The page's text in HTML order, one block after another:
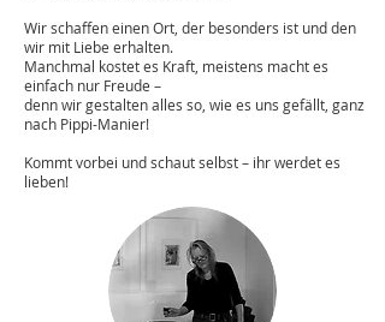
Wir schaffen einen Ort, der besonders ist und den
wir mit Liebe erhalten.
Manchmal kostet es Kraft, meistens macht es
einfach nur Freude –
denn wir gestalten alles so, wie es uns gefällt, ganz
nach Pippi-Manier!
Kommt vorbei und schaut selbst – ihr werdet es
lieben!